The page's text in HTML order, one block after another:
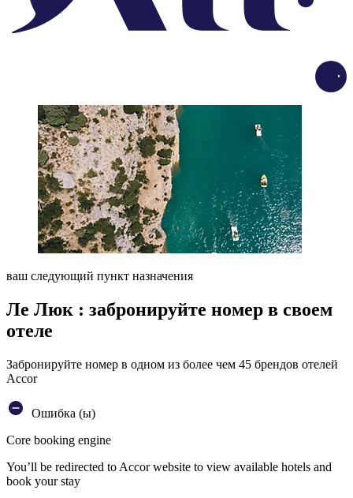
ваш следующий пункт назначения
Ле Люк : забронируйте номер в своем
отеле
Забронируйте номер в одном из более чем 45 брендов отелей
Accor
Ошибка (ы)
Core booking engine
You’ll be redirected to Accor website to view available hotels and
book your stay